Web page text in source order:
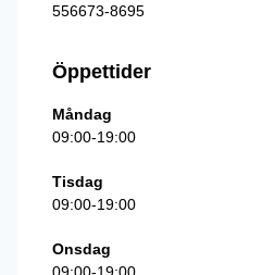
556673-8695
Öppettider
Måndag
09:00-19:00
Tisdag
09:00-19:00
Onsdag
09:00-19:00